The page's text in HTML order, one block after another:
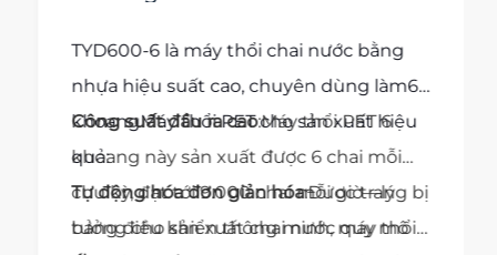
TYD600-6 là máy thổi chai nước bằng
nhựa hiệu suất cao, chuyên dùng làm6
khoangMáy thổi PET cho sản xuất hiệu
quả:
Công suất đầu ra cao:Máy thổi PET 6
khoang này sản xuất được 6 chai mỗi
chu kỳ, đạt tới 9.000 chai mỗi giờ—lý
tưởng cho sản xuất chai nước quy mô
Tự động hóa đơn giản hóa:Được trang bị
bảng điều khiển thông minh, máy thổi